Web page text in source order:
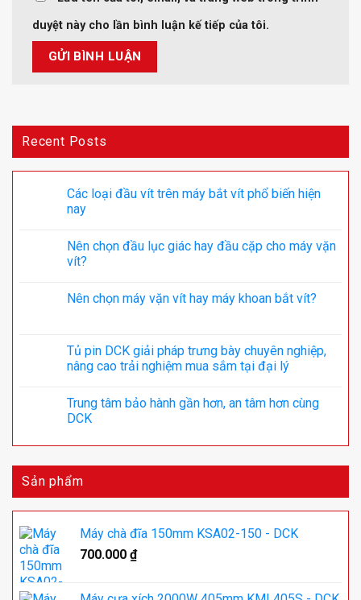
duyệt này cho lần bình luận kế tiếp của tôi.
Recent Posts
Các loại đầu vít trên máy bắt vít phổ biến hiện
nay
Nên chọn đầu lục giác hay đầu cặp cho máy vặn
vít?
Nên chọn máy vặn vít hay máy khoan bắt vít?
Tủ pin DCK giải pháp trưng bày chuyên nghiệp,
nâng cao trải nghiệm mua sắm tại đại lý
Trung tâm bảo hành gần hơn, an tâm hơn cùng
DCK
Sản phẩm
Máy chà đĩa 150mm KSA02-150 - DCK
700.000 ₫